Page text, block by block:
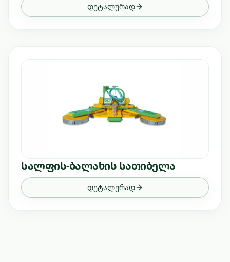
დეტალურად
სალფის-ბალახის სათიბელა
დეტალურად